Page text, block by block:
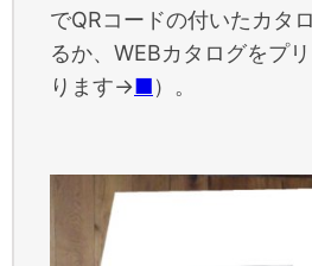
でQRコードの付いたカタ
るか、WEBカタログをプ
ります→■）。